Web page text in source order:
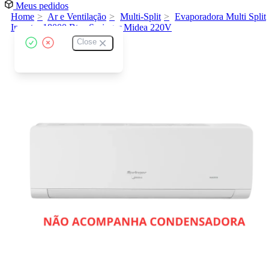
Meus pedidos
Close
Home Ar e Ventilação Multi-Split
Evaporadora Multi Split
Inverter 18000 Btus Springer Midea 220V